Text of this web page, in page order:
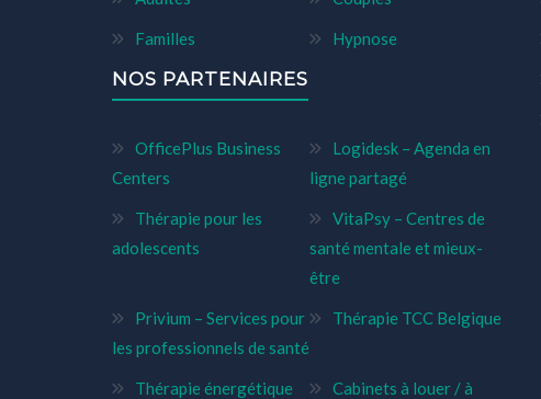
Familles Hypnose
NOS PARTENAIRES
OfficePlus Business
Centers
Logidesk – Agenda en
ligne partagé
Thérapie pour les
adolescents
VitaPsy – Centres de
santé mentale et mieux-
être
Privium – Services pour
les professionnels de santé
Thérapie TCC Belgique
Thérapie énergétique
Cabinets à louer / à